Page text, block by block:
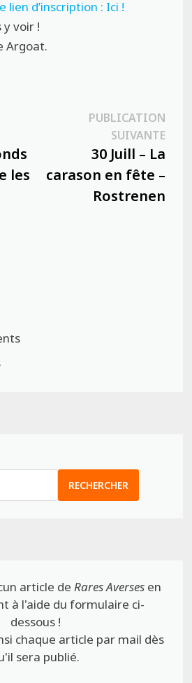
lien d’inscription : Ici !
y voir !
Argoat.
:
les
PUBLICATION
SUIVANTE
30 Juill – La
carason en fête –
Rostrenen
RECHERCHER
article de Rares Aversesen
à l'aide du formulaire ci-
dessous !
chaque article par mail dès
sera publié.